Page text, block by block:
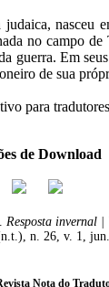
nasceu
no campo
Em
de sua
para
de Download
Resposta invernal
n. 26, v. 1,
Nota do